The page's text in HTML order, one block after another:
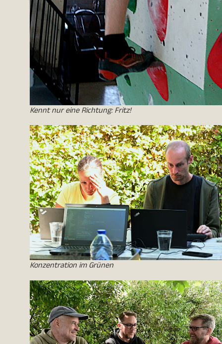
Kennt nur eine Richtung: Fritz!
Konzentration im Grünen